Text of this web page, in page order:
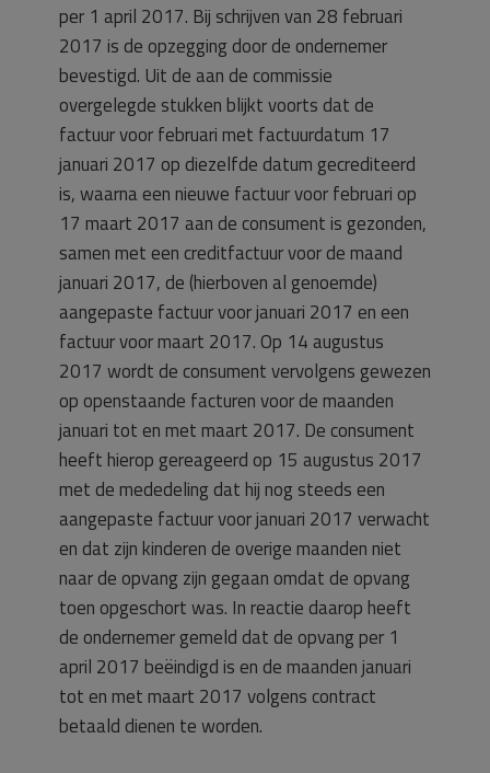
per 1 april 2017. Bij schrijven van 28 februari
2017 is de opzegging door de ondernemer
bevestigd. Uit de aan de commissie
overgelegde stukken blijkt voorts dat de
factuur voor februari met factuurdatum 17
januari 2017 op diezelfde datum gecrediteerd
is, waarna een nieuwe factuur voor februari op
17 maart 2017 aan de consument is gezonden,
samen met een creditfactuur voor de maand
januari 2017, de (hierboven al genoemde)
aangepaste factuur voor januari 2017 en een
factuur voor maart 2017. Op 14 augustus
2017 wordt de consument vervolgens gewezen
op openstaande facturen voor de maanden
januari tot en met maart 2017. De consument
heeft hierop gereageerd op 15 augustus 2017
met de mededeling dat hij nog steeds een
aangepaste factuur voor januari 2017 verwacht
en dat zijn kinderen de overige maanden niet
naar de opvang zijn gegaan omdat de opvang
toen opgeschort was. In reactie daarop heeft
de ondernemer gemeld dat de opvang per 1
april 2017 beëindigd is en de maanden januari
tot en met maart 2017 volgens contract
betaald dienen te worden.